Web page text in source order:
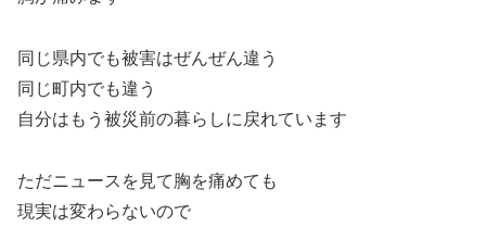
同じ県内でも被害はぜんぜん違う
同じ町内でも違う
自分はもう被災前の暮らしに戻れています
ただニュースを見て胸を痛めても
現実は変わらないので